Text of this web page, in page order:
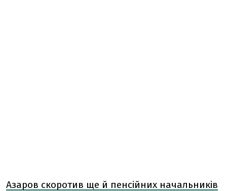
Азаров скоротив ще й пенсійних начальників